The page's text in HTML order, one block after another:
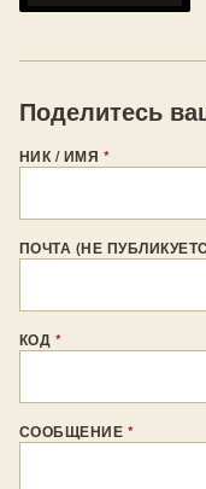
Поделитесь
НИК / ИМЯ *
ПОЧТА (НЕ
КОД *
СООБЩЕНИЕ *